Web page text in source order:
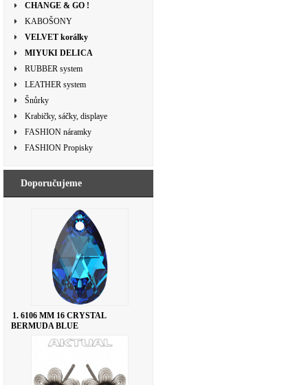
CHANGE & GO !
KABOŠONY
VELVET korálky
MIYUKI DELICA
RUBBER system
LEATHER system
Šnůrky
Krabičky, sáčky, displaye
FASHION náramky
FASHION Propisky
Doporučujeme
1. 6106 MM 16 CRYSTAL
BERMUDA BLUE